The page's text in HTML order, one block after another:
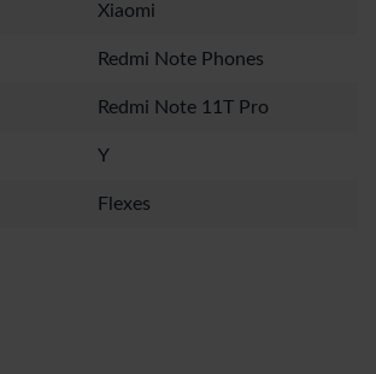
Xiaomi
Redmi Note Phones
Redmi Note 11T Pro
Y
Flexes